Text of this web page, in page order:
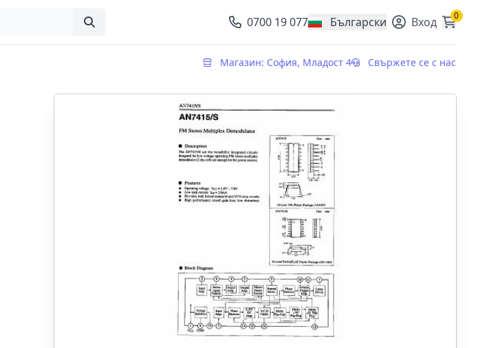
0700 19 077 Български
, change currency Вход 0
Магазин: София, Младост 4 Свържете се с нас